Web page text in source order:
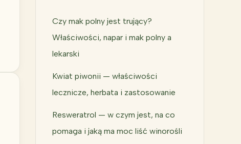
Czy mak polny jest trujący?
Właściwości, napar i mak polny a
lekarski
Kwiat piwonii — właściwości
lecznicze, herbata i zastosowanie
Resweratrol — w czym jest, na co
pomaga i jaką ma moc liść winorośli